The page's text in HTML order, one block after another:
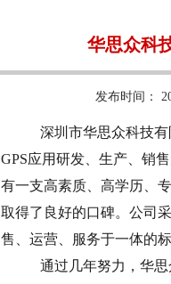
华思众科
发布时间：
深圳市华思众科技有
GPS应用研发、生产、销
有一支高素质、高学历、
取得了良好的口碑。公司
售、运营、服务于一体的
通过几年努力，华